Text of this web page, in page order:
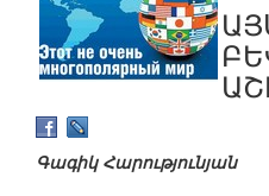
Գագիկ Հարությունյան